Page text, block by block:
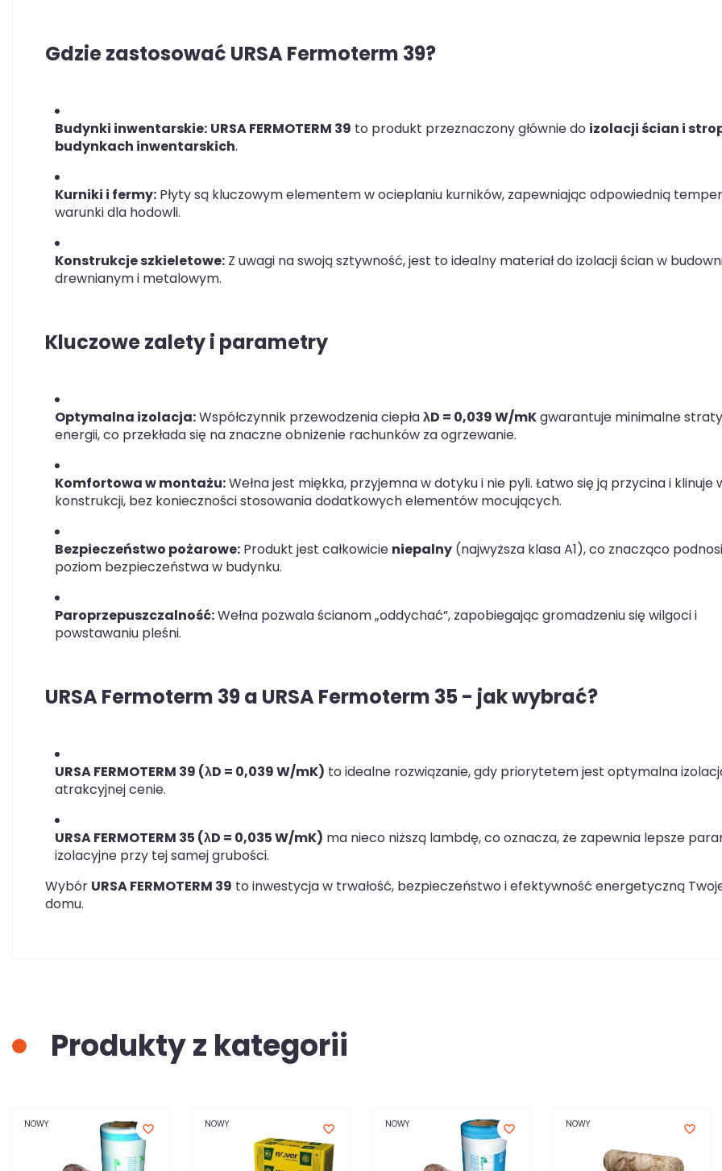
Gdzie zastosować URSA Fermoterm 39?
Budynki inwentarskie: URSA FERMOTERM 39 to produkt przeznaczony głównie do izolacji ścian i
budynkach inwentarskich.
Kurniki i fermy: Płyty są kluczowym elementem w ocieplaniu kurników, zapewniając odpowiednią
warunki dla hodowli.
Konstrukcje szkieletowe: Z uwagi na swoją sztywność, jest to idealny materiał do izolacji ścian w
drewnianym i metalowym.
Kluczowe zalety i parametry
Optymalna izolacja:Współczynnik przewodzenia ciepłaλD = 0,039 W/mKgwarantuje minimalne straty
energii, co przekłada się na znaczne obniżenie rachunków za ogrzewanie.
Komfortowa w montażu:Wełna jest miękka, przyjemna w dotyku i nie pyli. Łatwo się ją przycina i klinuje
konstrukcji, bez konieczności stosowania dodatkowych elementów mocujących.
Bezpieczeństwo pożarowe: Produkt jest całkowicie niepalny (najwyższa klasa A1), co znacząco podnosi
poziom bezpieczeństwa w budynku.
Paroprzepuszczalność:Wełna pozwala ścianom „oddychać”, zapobiegając gromadzeniu się wilgoci i
powstawaniu pleśni.
URSA Fermoterm 39 a URSA Fermoterm 35 - jak wybrać?
URSA FERMOTERM 39 (λD = 0,039 W/mK) to idealne rozwiązanie, gdy priorytetem jest optymalna
atrakcyjnej cenie.
URSA FERMOTERM 35 (λD = 0,035 W/mK) ma nieco niższą lambdę, co oznacza, że zapewnia lepsze
izolacyjne przy tej samej grubości.
Wybór URSA FERMOTERM 39 to inwestycja w trwałość, bezpieczeństwo i efektywność energetyczną
domu.
Produkty z kategorii
NOWY favorite_border NOWY favorite_border NOWY favorite_border NOWY favorite_border